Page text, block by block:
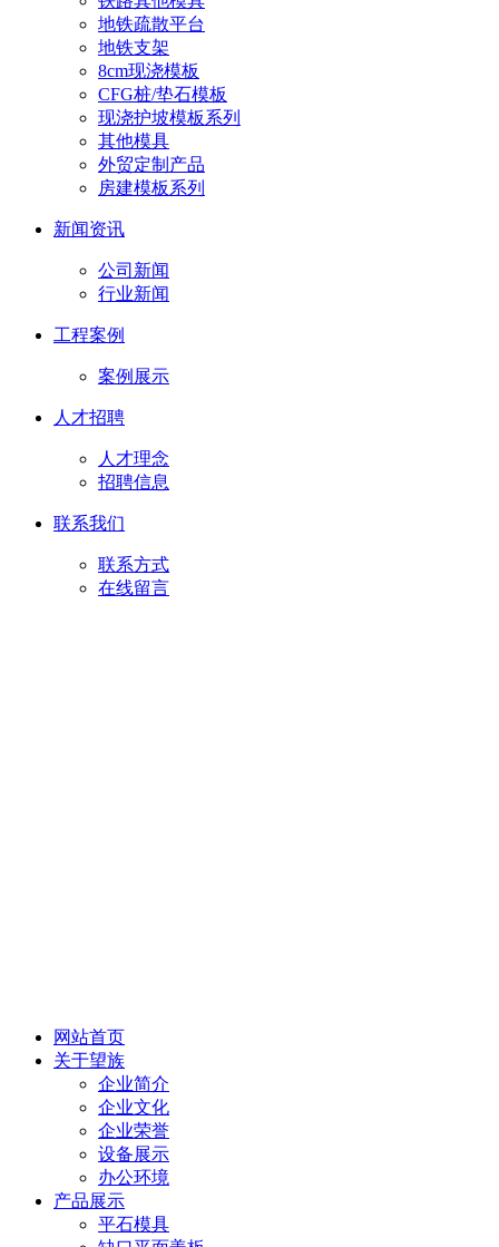
地铁疏散平台
地铁支架
8cm现浇模板
CFG桩/垫石模板
现浇护坡模板系列
其他模具
外贸定制产品
房建模板系列
新闻资讯
公司新闻
行业新闻
工程案例
案例展示
人才招聘
人才理念
招聘信息
联系我们
联系方式
在线留言
网站首页
关于望族
企业简介
企业文化
企业荣誉
设备展示
办公环境
产品展示
平石模具